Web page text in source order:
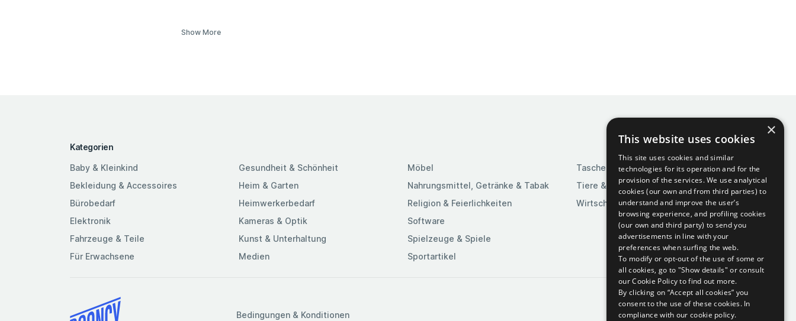
Show More
Kategorien
Baby & Kleinkind
Bekleidung & Accessoires
Bürobedarf
Elektronik
Fahrzeuge & Teile
Für Erwachsene
Gesundheit & Schönheit
Heim & Garten
Heimwerkerbedarf
Kameras & Optik
Kunst & Unterhaltung
Medien
Möbel
Nahrungsmittel, Getränke & Tabak
Religion & Feierlichkeiten
Software
Spielzeuge & Spiele
Sportartikel
Taschen & Gepäck
Tiere & Tierbedarf
Wirtschaft & Industrie
Bedingungen & Konditionen
×
This website uses cookies
This site uses cookies and similar
technologies for its operation and for the
provision of the services. We use analytical
cookies (our own and from third parties) to
understand and improve the user’s
browsing experience, and profiling cookies
(our own and third party) to send you
advertisements in line with your
preferences when surfing the web.
To modify or opt-out of the use of some or
all cookies, go to "Show details" or consult
our Cookie Policy to find out more.
By clicking on “Accept all cookies” you
consent to the use of these cookies. In
compliance with our cookie policy.